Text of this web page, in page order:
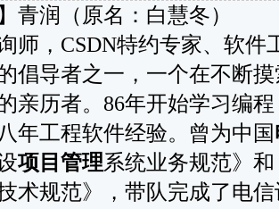
青润（原名：白慧冬）
师，CSDN特约专家、软件
倡导者之一，一个在不断
亲历者。86年开始学习编
年工程软件经验。曾为中国
项目管理系统业务规范》
术规范》，带队完成了电